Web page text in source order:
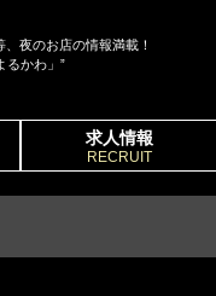
夜のお店の情報満載！
るかわ」”
求人情報
RECRUIT